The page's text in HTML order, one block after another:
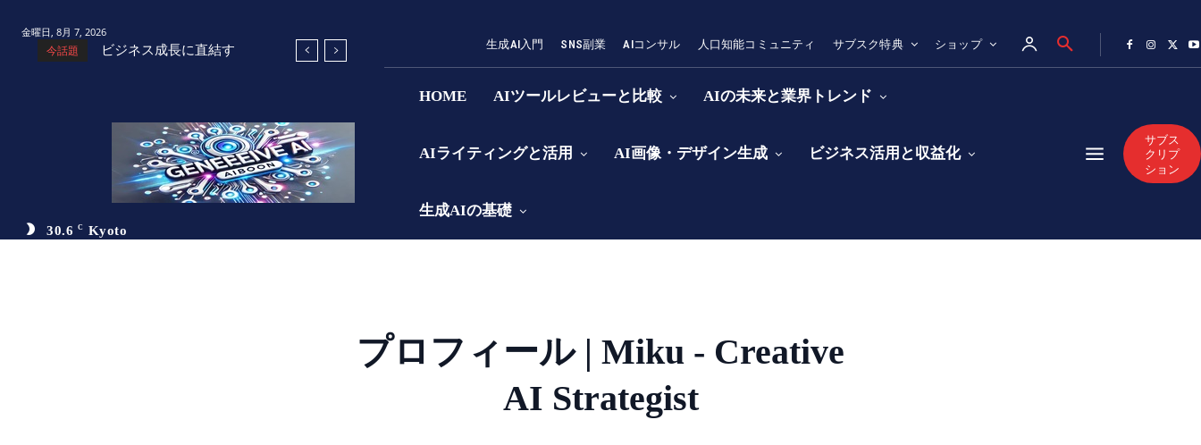
金曜日, 8月 7, 2026
今話題
ビジネス成長に直結す
30.6 C Kyoto
生成AI入門 SNS副業 AIコンサル 人口知能コミュニティ サブスク特典 ショップ
HOME AIツールレビューと比較 AIの未来と業界トレンド
AIライティングと活用 AI画像・デザイン生成 ビジネス活用と収益化
生成AIの基礎
サブス
クリプ
ション
プロフィール | Miku - Creative
AI Strategist